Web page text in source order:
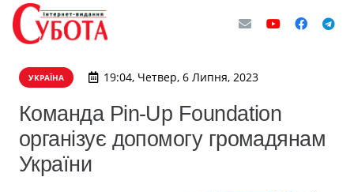
УКРАЇНА 19:04, Четвер, 6 Липня, 2023
Команда Pin-Up Foundation
організує допомогу громадянам
України